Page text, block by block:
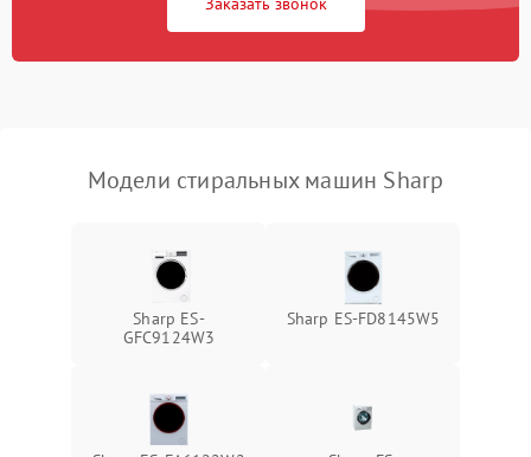
Модели стиральных машин Sharp
Sharp ES-
GFC9124W3
Sharp ES-FD8145W5